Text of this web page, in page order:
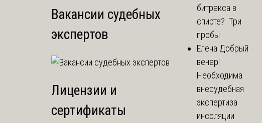
Вакансии судебных
экспертов
Лицензии и
сертификаты
битрекса в
спирте? Три
пробы
Елена Добрый
вечер!
Необходима
внесудебная
экспертиза
инсоляции